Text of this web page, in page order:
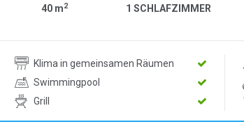
40 m2 1 SCHLAFZIMMER
Klima in gemeinsamen Räumen
Swimmingpool
Grill